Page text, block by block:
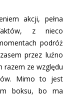
akcji, pełna
z nieco
podróż
przez luźno
razem ze względu
Mimo to jest
boksu, bo ma